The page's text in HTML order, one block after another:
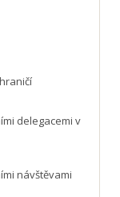
delegacemi v
návštěvami